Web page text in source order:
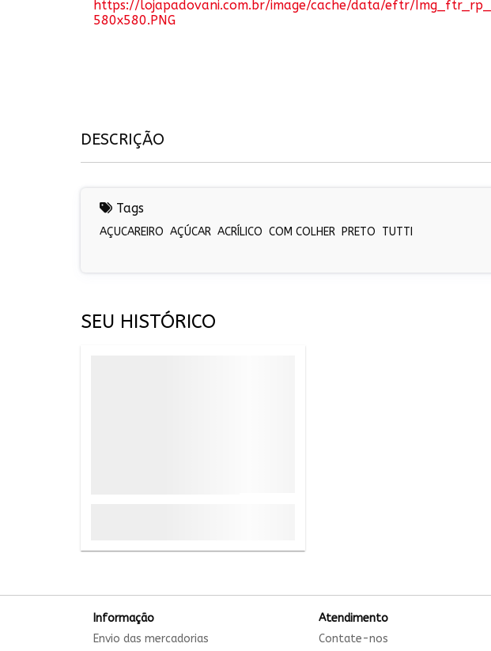
DESCRIÇÃO
Tags
AÇUCAREIRO AÇÚCAR ACRÍLICO COM COLHER PRETO TUTTI
SEU HISTÓRICO
Informação
Envio das mercadorias
Atendimento
Contate-nos